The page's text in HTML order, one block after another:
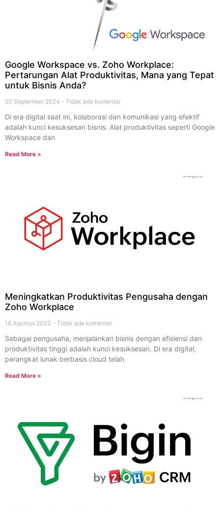
Google Workspace vs. Zoho Workplace:
Pertarungan Alat Produktivitas, Mana yang Tepat
untuk Bisnis Anda?
20 September 2024 Tidak ada komentar
Di era digital saat ini, kolaborasi dan komunikasi yang efektif
adalah kunci kesuksesan bisnis. Alat produktivitas seperti Google
Workspace dan
Read More »
Meningkatkan Produktivitas Pengusaha dengan
Zoho Workplace
18 Agustus 2023 Tidak ada komentar
Sebagai pengusaha, menjalankan bisnis dengan efisiensi dan
produktivitas tinggi adalah kunci kesuksesan. Di era digital,
perangkat lunak berbasis cloud telah
Read More »